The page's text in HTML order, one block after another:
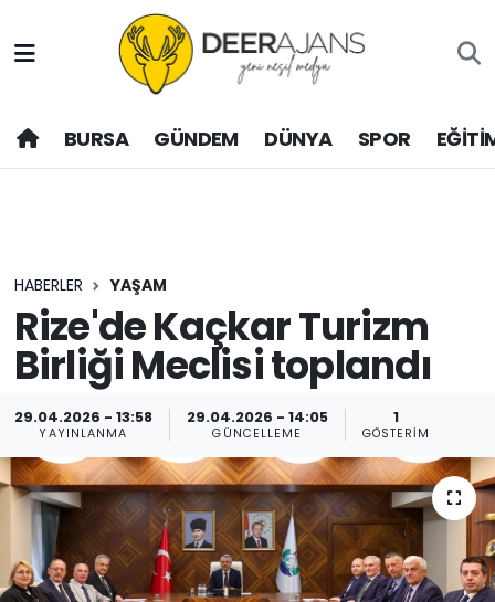
BURSA GÜNDEM DÜNYA SPOR
HABERLER YAŞAM
Rize'de Kaçkar Turizm
Birliği Meclisi toplandı
29.04.2026 - 13:58
YAYINLANMA
29.04.2026 - 14:05
GÜNCELLEME
1
GÖSTERIM
Hava Durumu
Trafik Durumu
Son Dakika Haberleri
Haber Arşivi